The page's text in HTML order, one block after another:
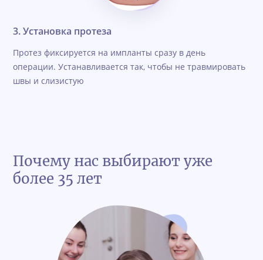
3. Установка протеза
Протез фиксируется на импланты сразу в день
операции. Устанавливается так, чтобы не травмировать
швы и слизистую
Почему нас выбирают уже
более 35 лет